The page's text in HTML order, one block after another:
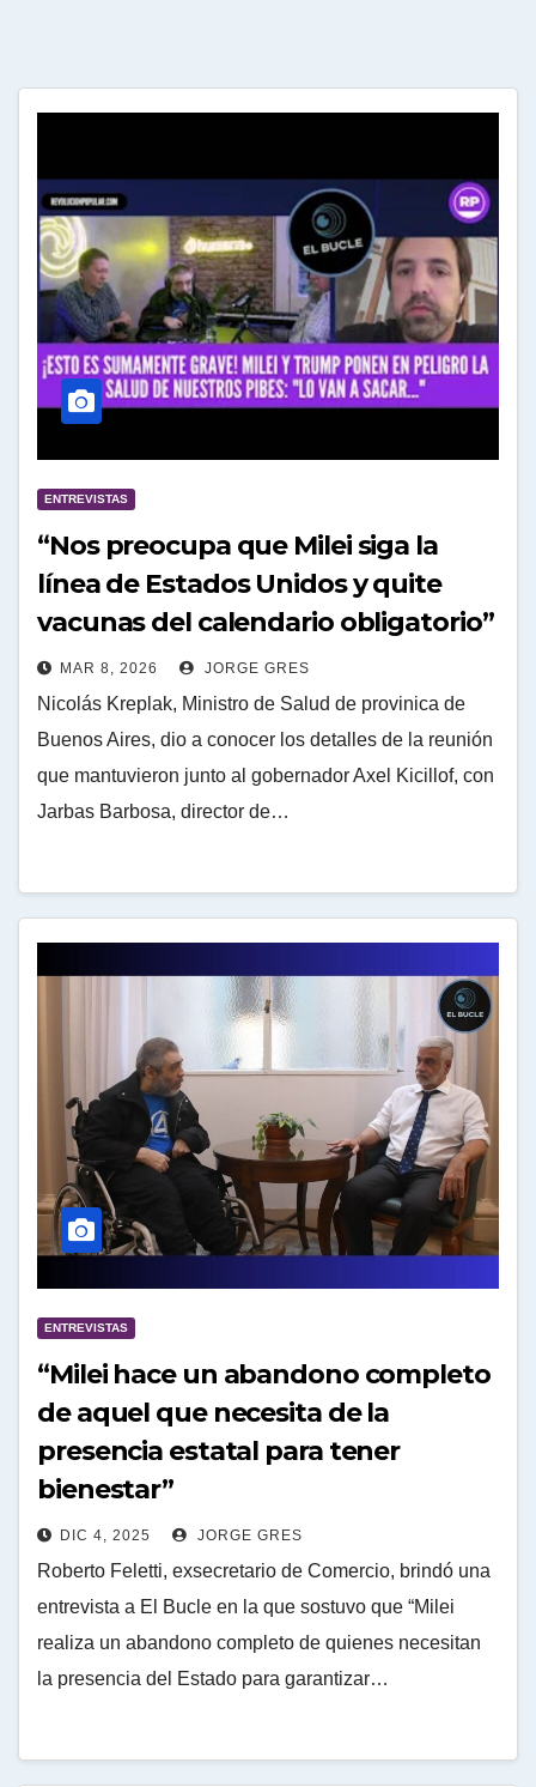
ENTREVISTAS
“Nos preocupa que Milei siga la
línea de Estados Unidos y quite
vacunas del calendario obligatorio”
MAR 8, 2026 JORGE GRES
Nicolás Kreplak, Ministro de Salud de provinica de
Buenos Aires, dio a conocer los detalles de la reunión
que mantuvieron junto al gobernador Axel Kicillof, con
Jarbas Barbosa, director de…
ENTREVISTAS
“Milei hace un abandono completo
de aquel que necesita de la
presencia estatal para tener
bienestar”
DIC 4, 2025 JORGE GRES
Roberto Feletti, exsecretario de Comercio, brindó una
entrevista a El Bucle en la que sostuvo que “Milei
realiza un abandono completo de quienes necesitan
la presencia del Estado para garantizar…